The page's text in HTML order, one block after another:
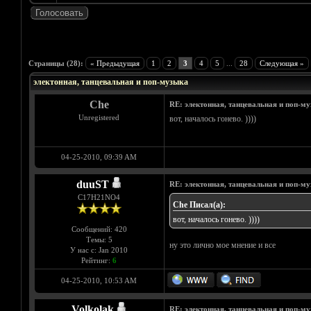
Страницы (28): « Предыдущая 1 2 3 4 5 28 Следующая »
Голосов: 7 - Средняя оценка: 4.43
1
2
3
4
5
электонная, танцевальная и поп-музыка
Che
Unregistered
RE: электонная, танцевальная и поп-
вот, началось гонево. ))))
04-25-2010, 09:39 AM
duuST
С17H21NO4
Сообщений: 420
Темы: 5
У нас с: Jan 2010
Рейтинг: 6
RE: электонная, танцевальная и поп-
Che Писал(а):
вот, началось гонево. ))))
ну это лично мое мнение и все
04-25-2010, 10:53 AM
RE: электонная, танцевальная и поп-